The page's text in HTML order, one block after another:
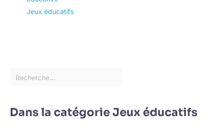
Jeux éducatifs
Dans la catégorie Jeux éducatifs